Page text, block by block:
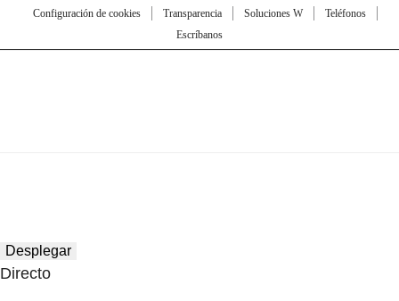
Configuración de cookies
Transparencia Soluciones W
Teléfonos
Escríbanos
Desplegar
Directo